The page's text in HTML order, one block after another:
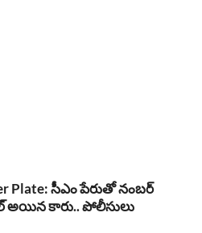
Plate: సీఎం పేరుతో నంబర్
అయిన కారు.. పోలీసులు